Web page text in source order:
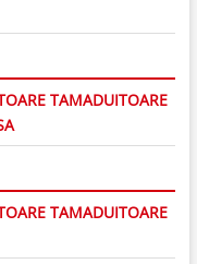
TAMADUITOARE
TAMADUITOARE